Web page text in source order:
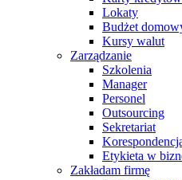
Lokaty
Budżet
Kursy walut
Zarządzanie
Szkolenia
Manager
Personel
Outsourcing
Sekretariat
Etykieta w
Zakładam firmę